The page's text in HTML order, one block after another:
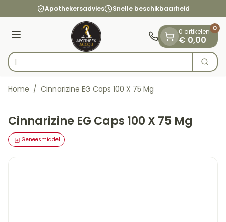
Ga naar de inhoudApothekersadvies Snelle beschikbaarheid
Menu
Product, merk, categorie...
Op z Zoek
0 artikelen
€ 0,00
0
Home / Cinnarizine EG Caps 100 X 75 Mg
Cinnarizine EG Caps 100 X 75 Mg
Geneesmiddel